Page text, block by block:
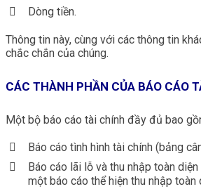
Dòng tiền.
Thông tin này, cùng với các thông tin
chắc chắn của chúng.
CÁC THÀNH PHẦN CỦA BÁO CÁO
Một bộ báo cáo tài chính đầy đủ bao
Báo cáo tình hình tài chính (bảng
Báo cáo lãi lỗ và thu nhập toàn
một báo cáo thể hiện thu nhập